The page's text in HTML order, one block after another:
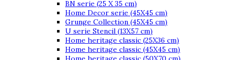
BN serie (25 X 35 cm)
Home Decor serie (45X45 cm)
Grunge Collection (45X45 cm)
U serie Stencil (13X57 cm)
Home heritage classic (25X36 cm)
Home heritage classic (45X45 cm)